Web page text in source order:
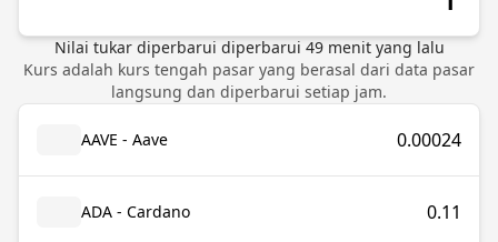
Nilai tukar diperbarui diperbarui 49menit yang lalu
Kurs adalah kurs tengah pasar yang berasal dari data pasar
langsung dan diperbarui setiap jam.
AAVE - Aave 0.00024
ADA - Cardano 0.11